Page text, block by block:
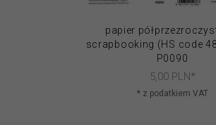
papier
scrapbooking (HS code
P0090
5,00 PLN*
* z podatkiem VAT